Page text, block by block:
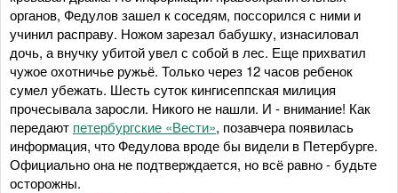
органов, Федулов зашел к соседям, поссорился с ними и
учинил расправу. Ножом зарезал бабушку, изнасиловал
дочь, а внучку убитой увел с собой в лес. Еще прихватил
чужое охотничье ружьё. Только через 12 часов ребенок
сумел убежать. Шесть суток кингисеппская милиция
прочесывала заросли. Никого не нашли. И - внимание! Как
передают петербургские «Вести», позавчера появилась
информация, что Федулова вроде бы видели в Петербурге.
Официально она не подтверждается, но всё равно - будьте
осторожны.